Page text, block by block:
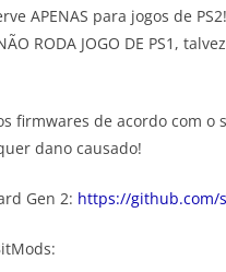
APENAS para jogos de
RODA JOGO DE PS1,
firmwares de acordo com
dano causado!
Gen 2: https://github.com/